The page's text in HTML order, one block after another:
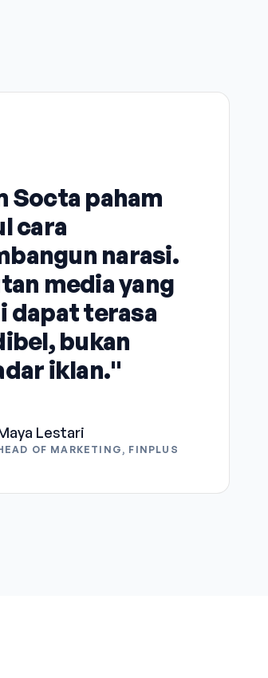
Socta paham
cara
narasi.
media yang
dapat terasa
bukan
iklan."
Lestari
OF MARKETING, FINPLUS